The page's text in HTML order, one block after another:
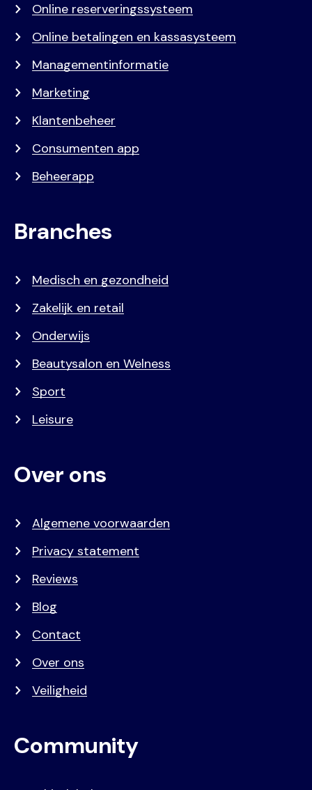
Online reserveringssysteem
Online betalingen en kassasysteem
Managementinformatie
Marketing
Klantenbeheer
Consumenten app
Beheerapp
Branches
Medisch en gezondheid
Zakelijk en retail
Onderwijs
Beautysalon en Welness
Sport
Leisure
Over ons
Algemene voorwaarden
Privacy statement
Reviews
Blog
Contact
Over ons
Veiligheid
Community